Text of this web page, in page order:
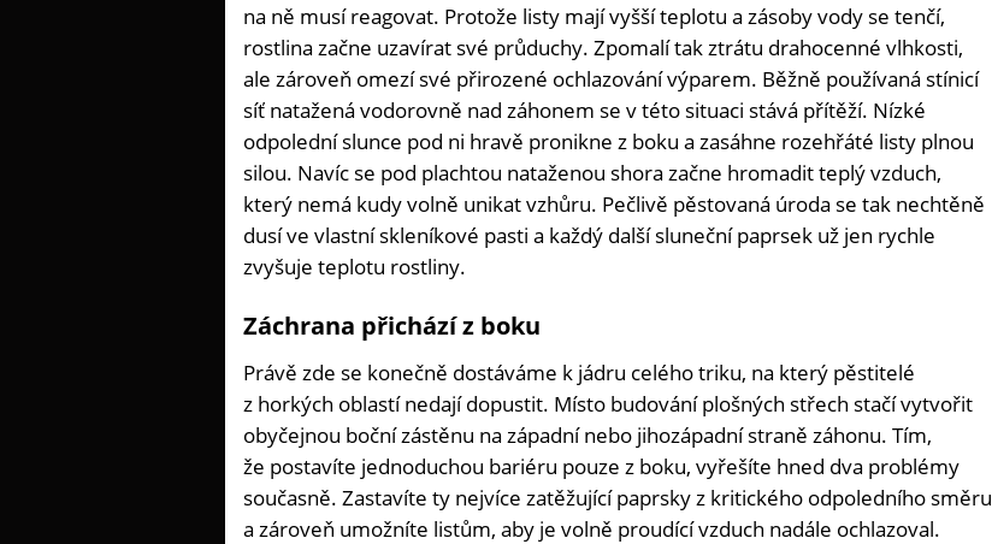
na ně musí reagovat. Protože listy mají vyšší teplotu a zásoby vody se tenčí,
rostlina začne uzavírat své průduchy. Zpomalí tak ztrátu drahocenné vlhkosti,
ale zároveň omezí své přirozené ochlazování výparem. Běžně používaná stínicí
síť natažená vodorovně nad záhonem se v této situaci stává přítěží. Nízké
odpolední slunce pod ni hravě pronikne z boku a zasáhne rozehřáté listy plnou
silou. Navíc se pod plachtou nataženou shora začne hromadit teplý vzduch,
který nemá kudy volně unikat vzhůru. Pečlivě pěstovaná úroda se tak nechtěně
dusí ve vlastní skleníkové pasti a každý další sluneční paprsek už jen rychle
zvyšuje teplotu rostliny.
Záchrana přichází z boku
Právě zde se konečně dostáváme k jádru celého triku, na který pěstitelé
z horkých oblastí nedají dopustit. Místo budování plošných střech stačí vytvořit
obyčejnou boční zástěnu na západní nebo jihozápadní straně záhonu. Tím,
že postavíte jednoduchou bariéru pouze z boku, vyřešíte hned dva problémy
současně. Zastavíte ty nejvíce zatěžující paprsky z kritického odpoledního směru
a zároveň umožníte listům, aby je volně proudící vzduch nadále ochlazoval.